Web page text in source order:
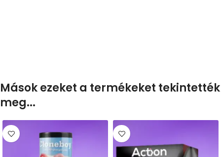
Mások ezeket a termékeket tekintették
meg...